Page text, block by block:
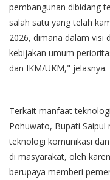
pembangunan dibidang
salah satu yang telah
2026, dimana dalam visi
kebijakan umum
dan IKM/UKM," jelasnya.
Terkait manfaat
Pohuwato, Bupati
teknologi komunikasi
di masyarakat, oleh
berupaya memberi